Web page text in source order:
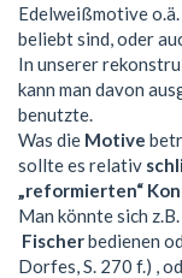
Edelweißmotive
beliebt sind, oder
In unserer
kann man davon
benutzte.
Was die Motive
sollte es relativ
„reformierten“
Man könnte sich z.B.
Fischerbedienen
Dorfes, S. 270 f.) ,